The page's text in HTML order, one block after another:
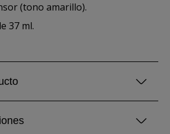
(tono amarillo).
37 ml.